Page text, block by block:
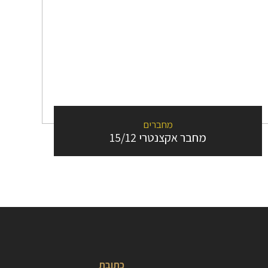
מחברים
מחבר אקצנטרי 15/12
כתובת